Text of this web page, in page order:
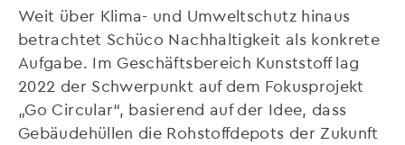
Weit über Klima- und Umweltschutz hinaus
betrachtet Schüco Nachhaltigkeit als konkrete
Aufgabe. Im Geschäftsbereich Kunststoff lag
2022 der Schwerpunkt auf dem Fokusprojekt
„Go Circular“, basierend auf der Idee, dass
Gebäudehüllen die Rohstoffdepots der Zukunft